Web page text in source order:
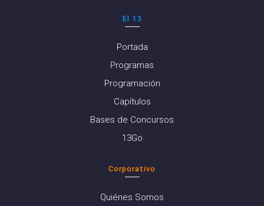
El 13
Portada
Programas
Programación
Capítulos
Bases de Concursos
13Go
Corporativo
Quiénes Somos